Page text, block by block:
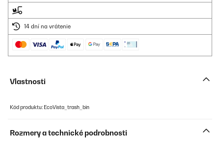
14 dní na vrátenie
Vlastnosti
Kód produktu: EcoVista_trash_bin
Rozmery a technické podrobnosti